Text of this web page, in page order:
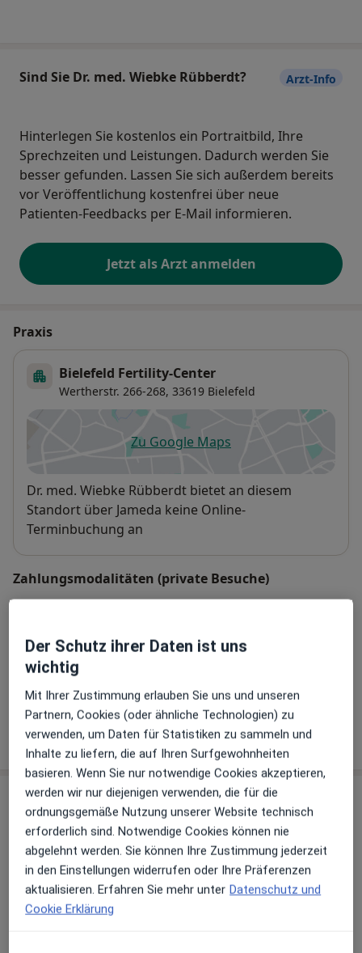
Sind Sie Dr. med. Wiebke Rübberdt? Arzt-Info
Hinterlegen Sie kostenlos ein Portraitbild, Ihre
Sprechzeiten und Leistungen. Dadurch werden Sie
besser gefunden. Lassen Sie sich außerdem bereits
vor Veröffentlichung kostenfrei über neue
Patienten-Feedbacks per E-Mail informieren.
Jetzt als Arzt anmelden
Praxis
Bielefeld Fertility-Center
Wertherstr. 266-268, 33619 Bielefeld
Zu Google Mapsöffnet in einer neuen
Verfügbarkeit
Dr. med. Wiebke Rübberdt bietet an diesem
Standort über Jameda keine Online-
Terminbuchung an
Zahlungsmodalitäten (private Besuche)
Details
Telefonnummer
0521 1...Telefonnummer anzeigen
Mehr Details anzeigen
über die Adresse
Erfahrungen
Bewerten
167 Bewertungen
Der Schutz ihrer Daten ist uns
wichtig
Mit Ihrer Zustimmung erlauben Sie uns und unseren
Partnern, Cookies (oder ähnliche Technologien) zu
verwenden, um Daten für Statistiken zu sammeln und
Inhalte zu liefern, die auf Ihren Surfgewohnheiten
basieren. Wenn Sie nur notwendige Cookies akzeptieren,
werden wir nur diejenigen verwenden, die für die
ordnungsgemäße Nutzung unserer Website technisch
erforderlich sind. Notwendige Cookies können nie
abgelehnt werden. Sie können Ihre Zustimmung jederzeit
in den Einstellungen widerrufen oder Ihre Präferenzen
aktualisieren. Erfahren Sie mehr unter Datenschutz und
Cookie Erklärung